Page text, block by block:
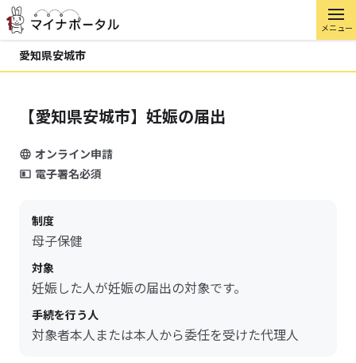
メニュー
愛知県安城市
【愛知県安城市】妊娠の届出
オンライン申請
電子署名必須
制度
母子保健
対象
妊娠した人が妊娠の届出の対象です。
手続を行う人
対象者本人または本人から委任を受けた代理人